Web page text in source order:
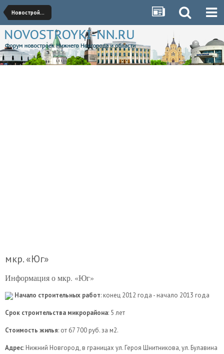
Новостройки Автозаводского района
мкр. «Юг»
Информация о мкр. «Юг»
Начало строительных работ: конец 2012 года - начало 2013 года
Срок строительства микрорайона: 5 лет
Стоимость жилья: от 67 700 руб. за м2.
Адрес: Нижний Новгород, в границах ул. Героя Шнитникова, ул. Булавина